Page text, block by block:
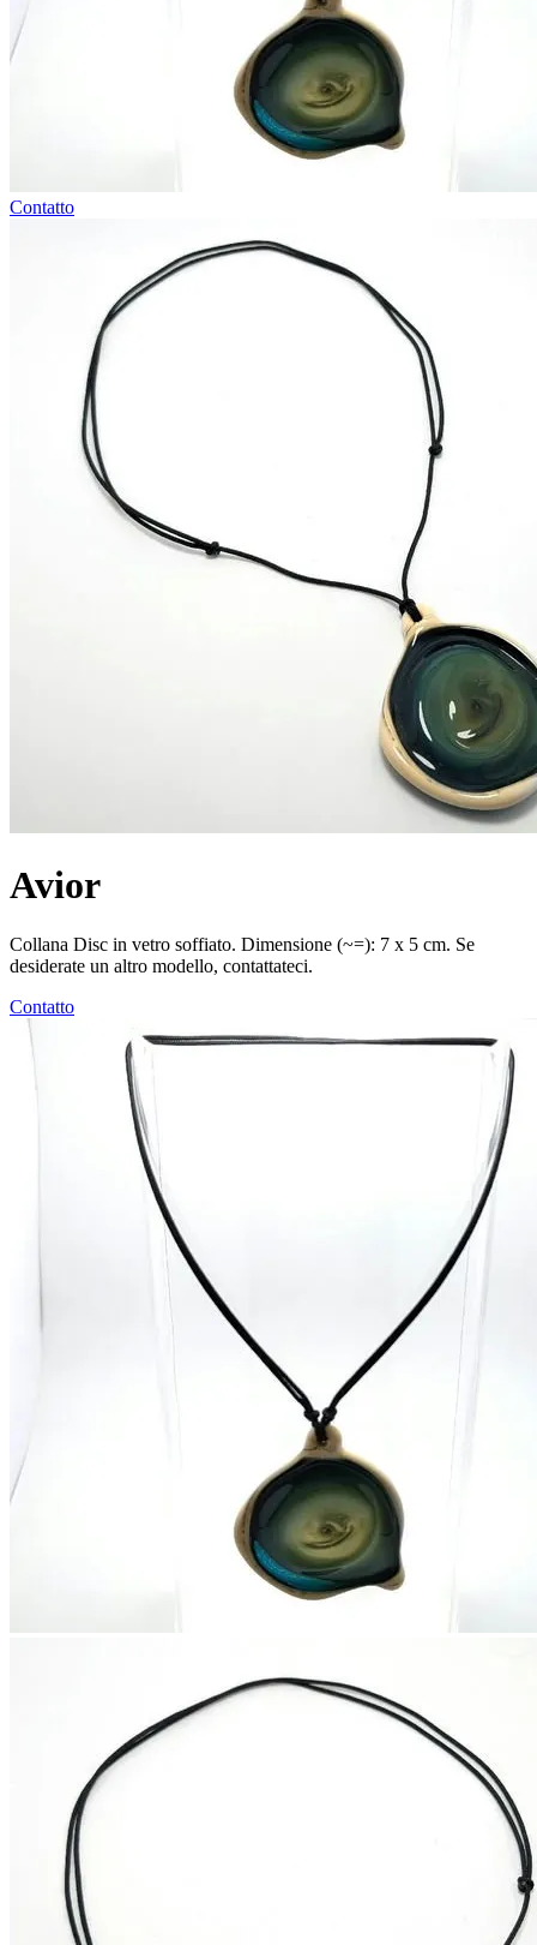
Contatto
Avior
Collana Disc in vetro soffiato. Dimensione (~=): 7 x 5 cm. Se
desiderate un altro modello, contattateci.
Contatto